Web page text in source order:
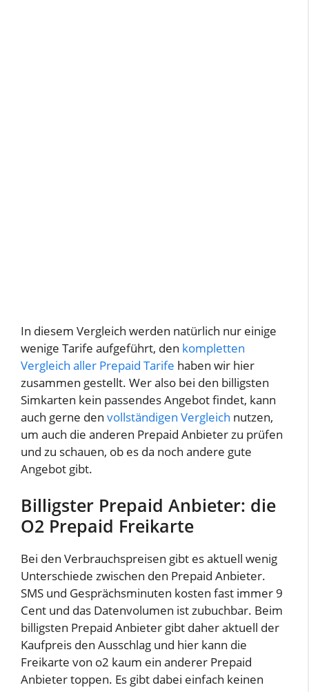
In diesem Vergleich werden natürlich nur einige
wenige Tarife aufgeführt, den kompletten
Vergleich aller Prepaid Tarife haben wir hier
zusammen gestellt. Wer also bei den billigsten
Simkarten kein passendes Angebot findet, kann
auch gerne den vollständigen Vergleich nutzen,
um auch die anderen Prepaid Anbieter zu prüfen
und zu schauen, ob es da noch andere gute
Angebot gibt.
Billigster Prepaid Anbieter: die
O2 Prepaid Freikarte
Bei den Verbrauchspreisen gibt es aktuell wenig
Unterschiede zwischen den Prepaid Anbieter.
SMS und Gesprächsminuten kosten fast immer 9
Cent und das Datenvolumen ist zubuchbar. Beim
billigsten Prepaid Anbieter gibt daher aktuell der
Kaufpreis den Ausschlag und hier kann die
Freikarte von o2 kaum ein anderer Prepaid
Anbieter toppen. Es gibt dabei einfach keinen